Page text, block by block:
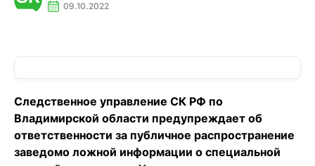
09.10.2022
Следственное управление СК РФ по
Владимирской области предупреждает об
ответственности за публичное распространение
заведомо ложной информации о специальной